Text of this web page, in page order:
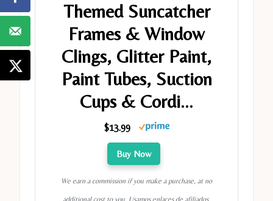
Themed Suncatcher
Frames & Window
Clings, Glitter Paint,
Paint Tubes, Suction
Cups & Cordi...
$13.99
Buy Now
We earn a commission if you make a purchase, at no
additional cost to you. Usamos enlaces de afiliados.